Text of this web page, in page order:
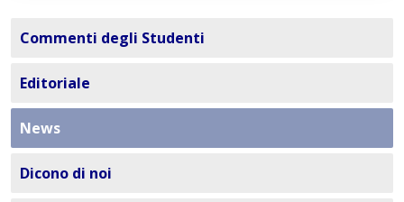
Commenti degli Studenti
Editoriale
News
Dicono di noi